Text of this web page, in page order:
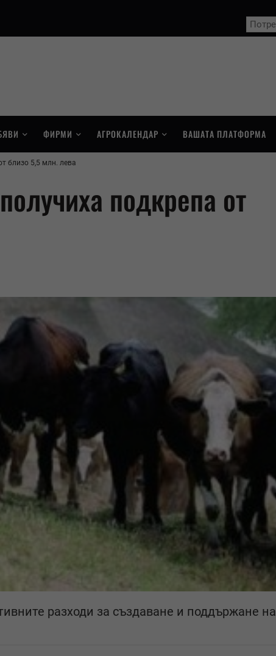
ФИРМИ АГРОКАЛЕНДАР ВАШАТА ПЛАТФОРМА
близо 5,5 млн. лева
подкрепа от
разходи за създаване и поддържане на